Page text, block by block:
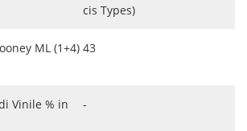
cis Types)
ML (1+4) 43
Vinile % in
-